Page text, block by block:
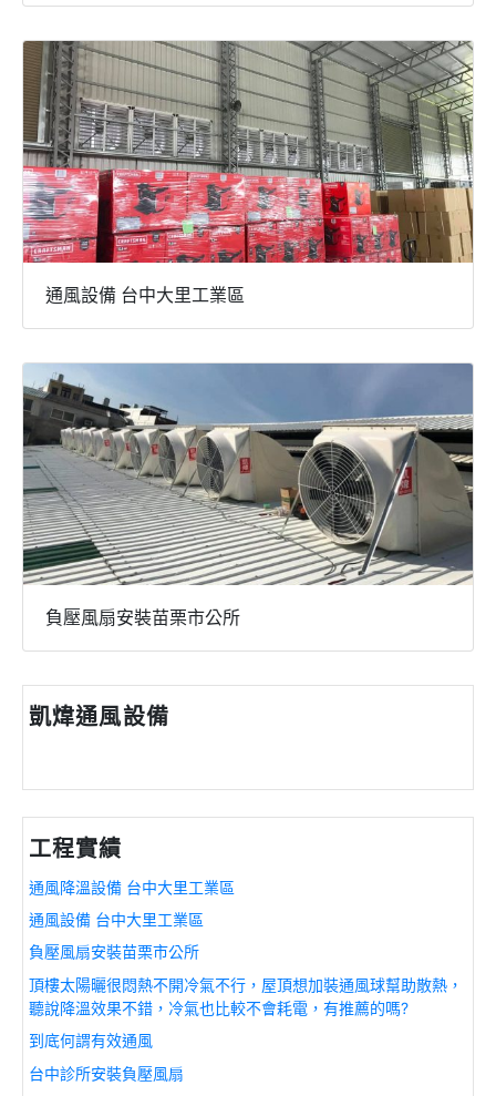
通風設備 台中大里工業區
負壓風扇安裝苗栗市公所
凱煒通風設備
工程實績
通風降溫設備 台中大里工業區
通風設備 台中大里工業區
負壓風扇安裝苗栗市公所
頂樓太陽曬很悶熱不開冷氣不行，屋頂想加裝通風球幫助散熱，
聽說降溫效果不錯，冷氣也比較不會耗電，有推薦的嗎?
到底何謂有效通風
台中診所安裝負壓風扇